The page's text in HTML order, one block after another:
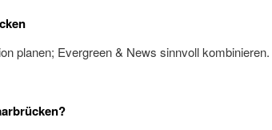
planen; Evergreen & News sinnvoll kombinieren.